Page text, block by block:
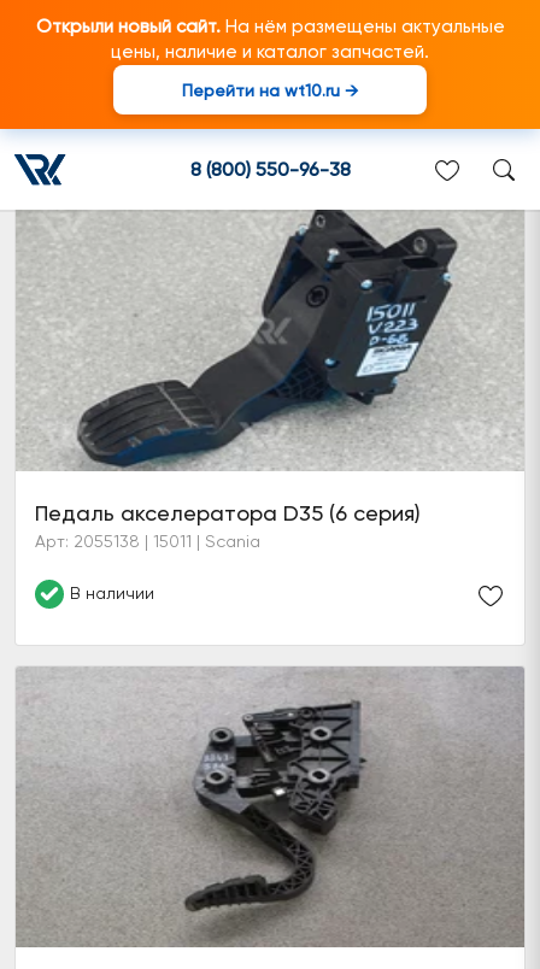
Открыли новый сайт.На нём размещены актуальные
цены, наличие и каталог запчастей.
Перейти на wt10.ru →
8 (800) 550-96-38
Управление акселератором
Педаль акселератора D35 (6 серия)
Арт: 2055138 | 15011 | Scania
В наличии